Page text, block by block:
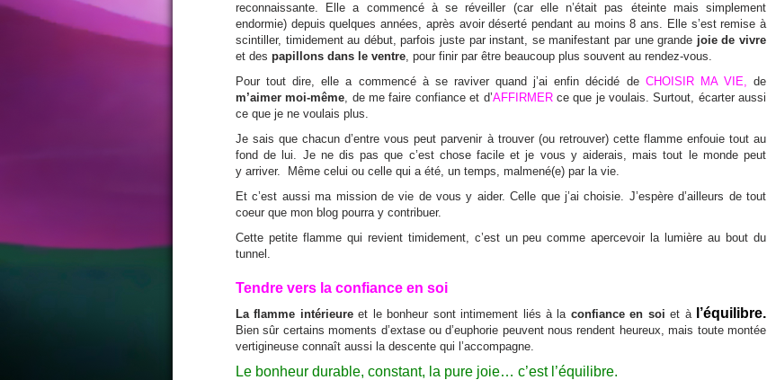
reconnaissante. Elle a commencé à se réveiller (car elle n’était pas éteinte mais simplement
endormie) depuis quelques années, après avoir déserté pendant au moins 8 ans. Elle s’est remise à
scintiller, timidement au début, parfois juste par instant, se manifestant par une grande joie de vivre
et des papillons dans le ventre, pour finir par être beaucoup plus souvent au rendez-vous.
Pour tout dire, elle a commencé à se raviver quand j’ai enfin décidé de CHOISIR MA VIE, de
m’aimer moi-même, de me faire confiance et d’AFFIRMERce que je voulais. Surtout, écarter aussi
ce que je ne voulais plus.
Je sais que chacun d’entre vous peut parvenir à trouver (ou retrouver) cette flamme enfouie tout au
fond de lui. Je ne dis pas que c’est chose facile et je vous y aiderais, mais tout le monde peut
y arriver. Même celui ou celle qui a été, un temps, malmené(e) par la vie.
Et c’est aussi ma mission de vie de vous y aider. Celle que j’ai choisie. J’espère d’ailleurs de tout
coeur que mon blog pourra y contribuer.
Cette petite flamme qui revient timidement, c’est un peu comme apercevoir la lumière au bout du
tunnel.
Tendre vers la confiance en soi
La flamme intérieureet le bonheur sont intimement liés à la confiance en soi et à l’équilibre.
Bien sûr certains moments d’extase ou d’euphorie peuvent nous rendent heureux, mais toute montée
vertigineuse connaît aussi la descente qui l’accompagne.
Le bonheur durable, constant, la pure joie… c’est l’équilibre.